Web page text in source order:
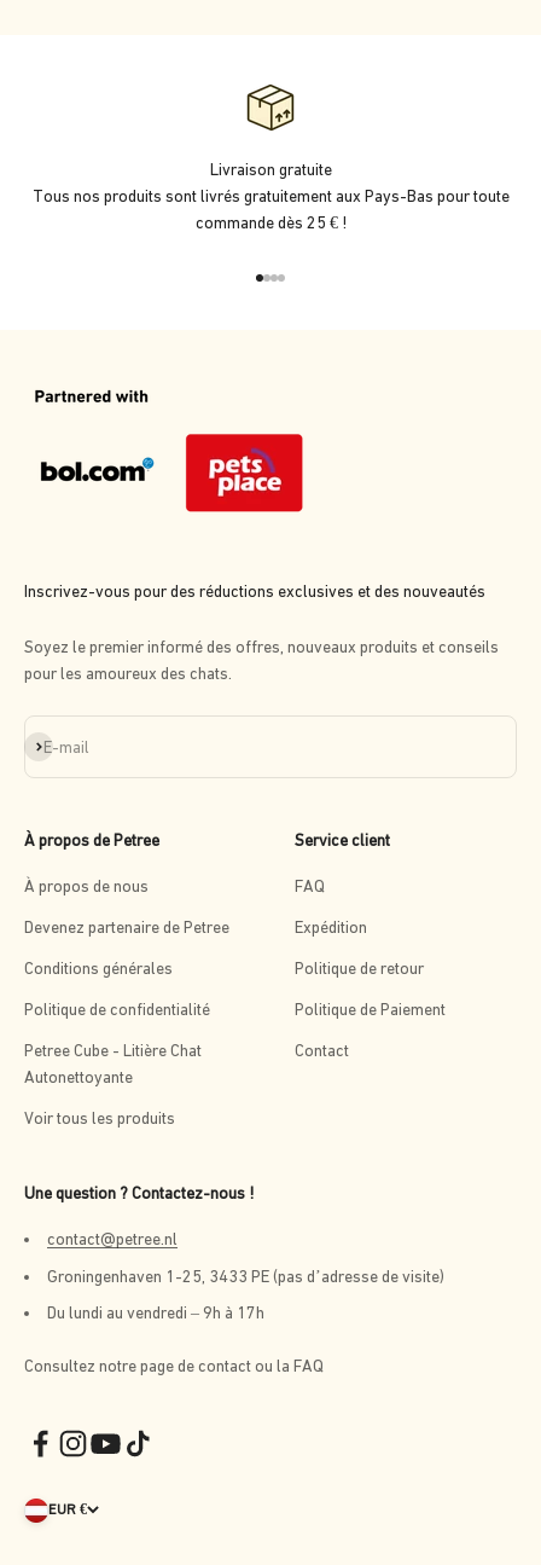
Livraison gratuite
Tous nos produits sont livrés gratuitement aux Pays-Bas pour toute
commande dès 25 € !
Inscrivez-vous pour des réductions exclusives et des nouveautés
Soyez le premier informé des offres, nouveaux produits et conseils
pour les amoureux des chats.
E-mail
S'inscrire
À propos de Petree
À propos de nous
Devenez partenaire de Petree
Conditions générales
Politique de confidentialité
Petree Cube - Litière Chat
Autonettoyante
Voir tous les produits
Service client
FAQ
Expédition
Politique de retour
Politique de Paiement
Contact
Une question ? Contactez-nous !
contact@petree.nl
Groningenhaven 1-25, 3433 PE (pas d’adresse de visite)
Du lundi au vendredi – 9h à 17h
Consultez notre page de contact ou la FAQ
EUR €